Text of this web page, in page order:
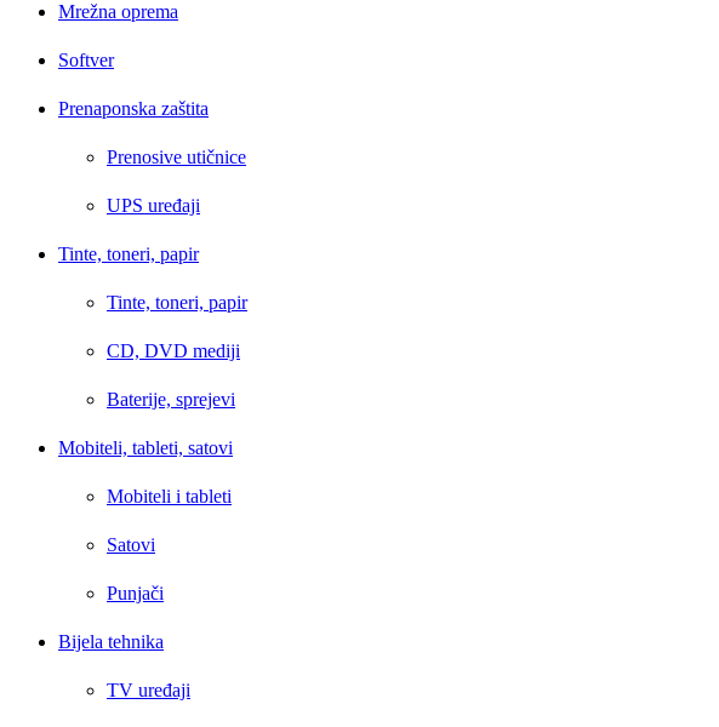
Mrežna oprema
Softver
Prenaponska zaštita
Prenosive utičnice
UPS uređaji
Tinte, toneri, papir
Tinte, toneri, papir
CD, DVD mediji
Baterije, sprejevi
Mobiteli, tableti, satovi
Mobiteli i tableti
Satovi
Punjači
Bijela tehnika
TV uređaji